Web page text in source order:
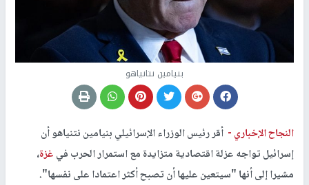
بنيامين نتانياهو
النجاح الإخباري - أقر رئيس الوزراء الإسرائيلي بنيامين نتنياهو أن
إسرائيل تواجه عزلة اقتصادية متزايدة مع استمرار الحرب فيغزة،
مشيرا إلى أنها "سيتعين عليها أن تصبح أكثر اعتمادا على نفسها".